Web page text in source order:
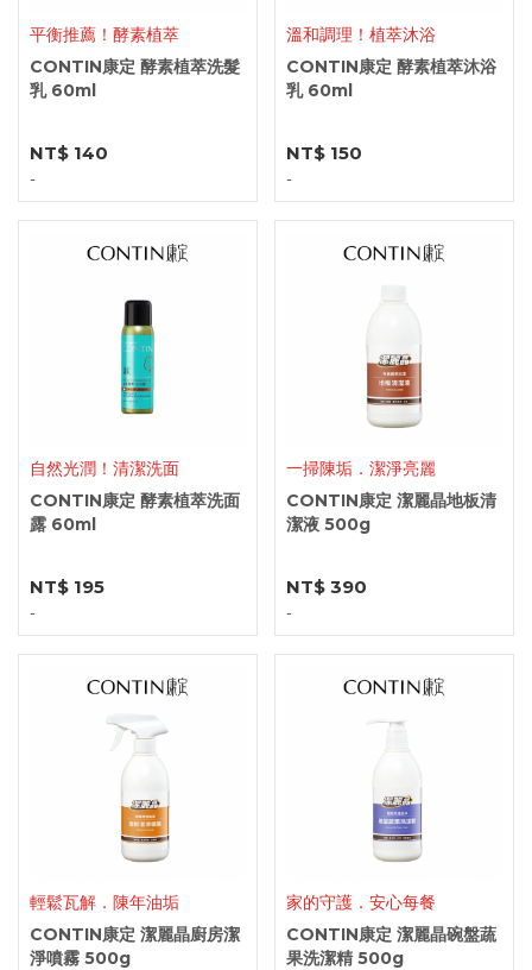
平衡推薦！酵素植萃
CONTIN康定 酵素植萃洗髮
乳 60ml
NT$ 140
-
溫和調理！植萃沐浴
CONTIN康定 酵素植萃沐浴
乳 60ml
NT$ 150
-
自然光潤！清潔洗面
CONTIN康定 酵素植萃洗面
露 60ml
NT$ 195
-
一掃陳垢．潔淨亮麗
CONTIN康定 潔麗晶地板清
潔液 500g
NT$ 390
-
輕鬆瓦解．陳年油垢
CONTIN康定 潔麗晶廚房潔
淨噴霧 500g
家的守護．安心每餐
CONTIN康定 潔麗晶碗盤蔬
果洗潔精 500g